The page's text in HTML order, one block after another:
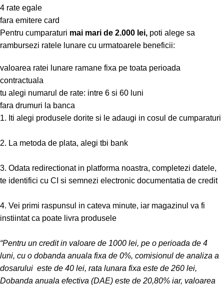
4 rate egale
fara emitere card
Pentru cumparaturi mai mari de 2.000 lei, poti alege sa
rambursezi ratele lunare cu urmatoarele beneficii:
valoarea ratei lunare ramane fixa pe toata perioada
contractuala
tu alegi numarul de rate: intre 6 si 60 luni
fara drumuri la banca
1. Iti alegi produsele dorite si le adaugi in cosul de cumparaturi
2. La metoda de plata, alegi tbi bank
3. Odata redirectionat in platforma noastra, completezi datele,
te identifici cu CI si semnezi electronic documentatia de credit
4. Vei primi raspunsul in cateva minute, iar magazinul va fi
instiintat ca poate livra produsele
“Pentru un credit in valoare de 1000 lei, pe o perioada de 4
luni, cu o dobanda anuala fixa de 0%, comisionul de analiza a
dosarului este de 40 lei, rata lunara fixa este de 260 lei,
Dobanda anuala efectiva (DAE) este de 20,80% iar, valoarea